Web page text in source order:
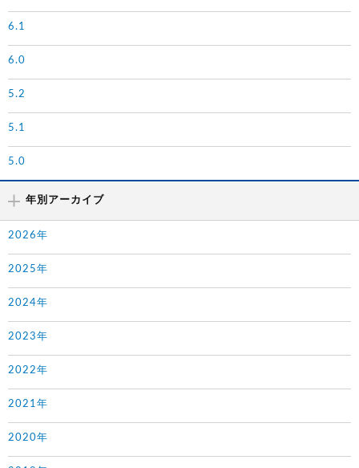
6.1
6.0
5.2
5.1
5.0
年別アーカイブ
2026年
2025年
2024年
2023年
2022年
2021年
2020年